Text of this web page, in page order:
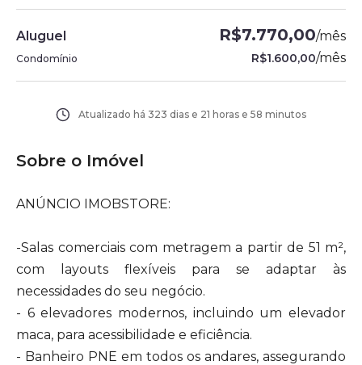
Aluguel R$7.770,00/mês
Condomínio R$1.600,00/mês
Atualizado há 323 dias e 21 horas e 58 minutos
Sobre o Imóvel
ANÚNCIO IMOBSTORE:
-Salas comerciais com metragem a partir de 51 m²,
com layouts flexíveis para se adaptar às
necessidades do seu negócio.
- 6 elevadores modernos, incluindo um elevador
maca, para acessibilidade e eficiência.
- Banheiro PNE em todos os andares, assegurando